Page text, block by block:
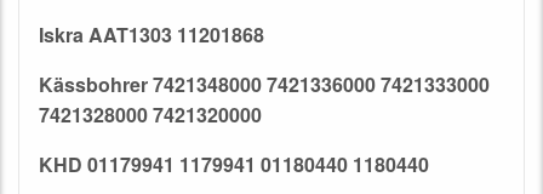
Iskra AAT1303 11201868
Kässbohrer 7421348000 7421336000 7421333000
7421328000 7421320000
KHD 01179941 1179941 01180440 1180440